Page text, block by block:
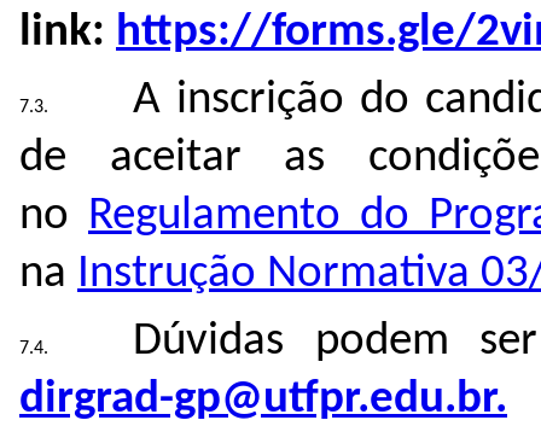
link: https://forms.gle/
A inscrição do
de aceitar as
no Regulamento do
na Instrução Normativa
Dúvidas podem
dirgrad-gp@utfpr.edu.br.